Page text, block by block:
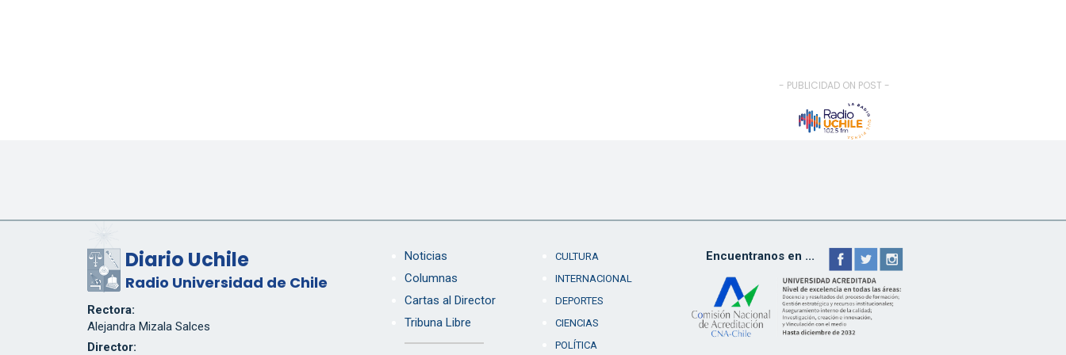
- PUBLICIDAD ON POST -
Diario Uchile
Radio Universidad de Chile
Rectora:
Alejandra Mizala Salces
Director:
Noticias
Columnas
Cartas al Director
Tribuna Libre
CULTURA
INTERNACIONAL
DEPORTES
CIENCIAS
POLÍTICA
Encuentranos en ...